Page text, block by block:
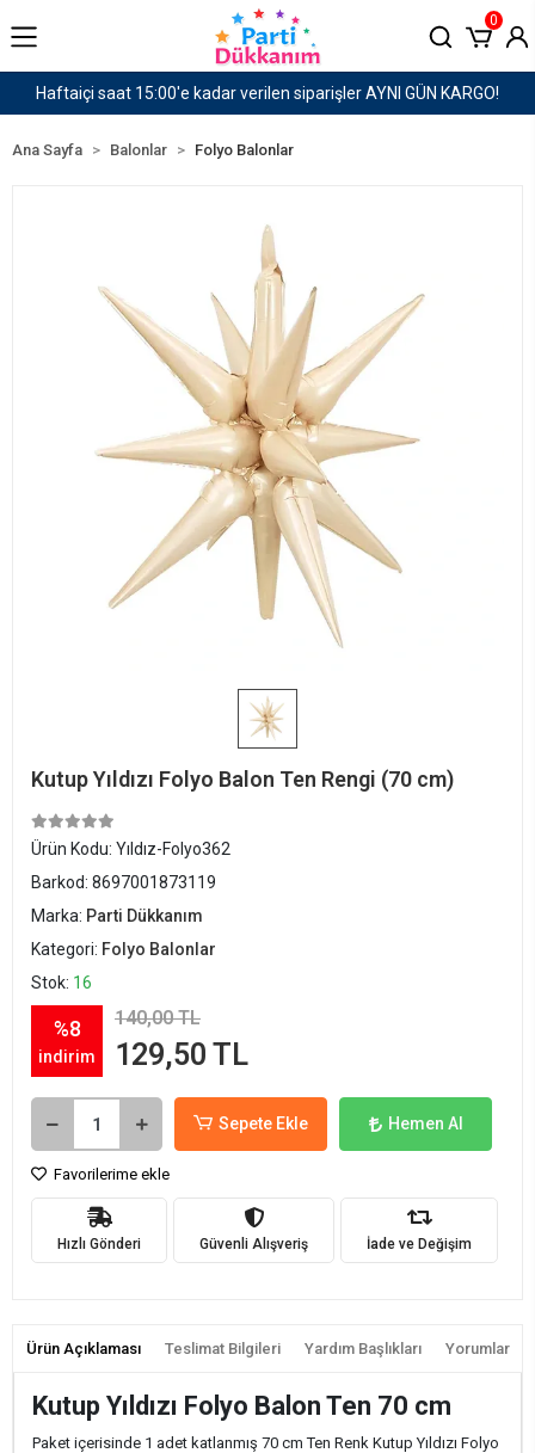
GÜN KARGO! 1500 TL ve Üzeri Kargo Ücretsiz!
0
Ana Sayfa Balonlar Folyo Balonlar
Kutup Yıldızı Folyo Balon Ten Rengi (70 cm)
Ürün Kodu: Yıldız-Folyo362
Barkod: 8697001873119
Marka: Parti Dükkanım
Kategori: Folyo Balonlar
Stok: 16
%8
indirim
140,00 TL
129,50 TL
Sepete Ekle Hemen Al
Favorilerime ekle
Hızlı Gönderi Güvenli Alışveriş İade ve Değişim
Ürün Açıklaması Teslimat Bilgileri Yardım Başlıkları Yorumlar
Kutup Yıldızı Folyo Balon Ten 70 cm
Paket içerisinde 1 adet katlanmış 70 cm Ten Renk Kutup Yıldızı Folyo